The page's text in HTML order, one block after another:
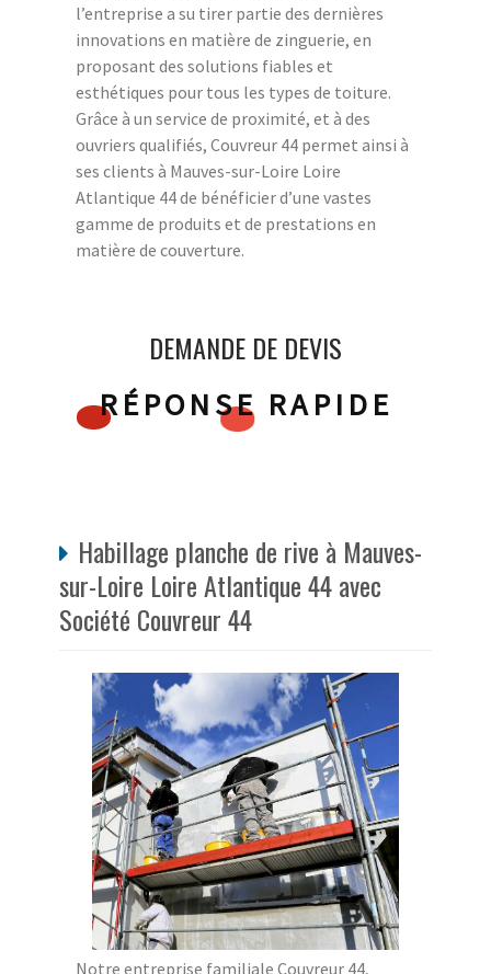
l’entreprise a su tirer partie des dernières
innovations en matière de zinguerie, en
proposant des solutions fiables et
esthétiques pour tous les types de toiture.
Grâce à un service de proximité, et à des
ouvriers qualifiés, Couvreur 44 permet ainsi à
ses clients à Mauves-sur-Loire Loire
Atlantique 44 de bénéficier d’une vastes
gamme de produits et de prestations en
matière de couverture.
DEMANDE DE DEVIS
RÉPONSE RAPIDE
Habillage planche de rive à Mauves-
sur-Loire Loire Atlantique 44 avec
Société Couvreur 44
Notre entreprise familiale Couvreur 44,